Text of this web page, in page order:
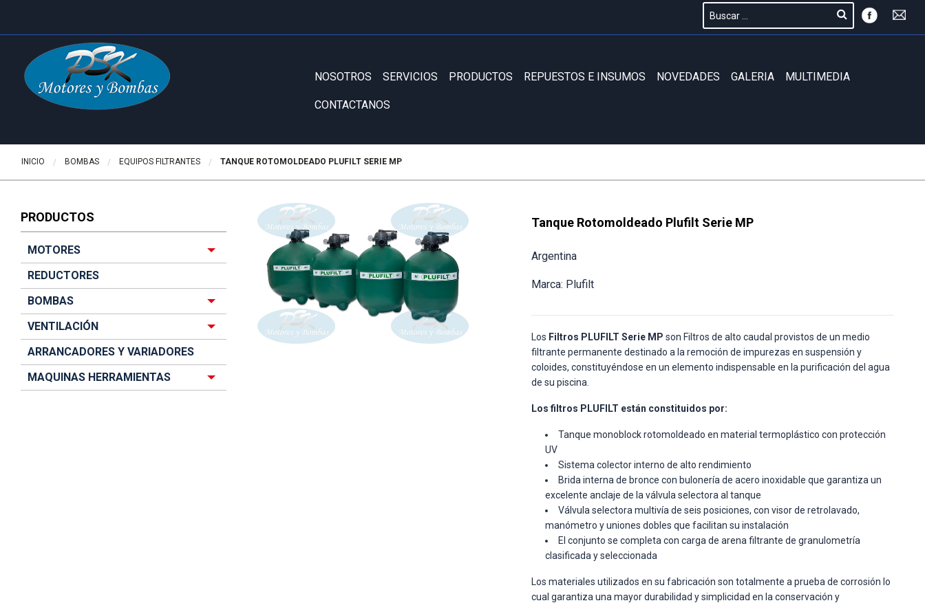
NOSOTROS SERVICIOS PRODUCTOS REPUESTOS E INSUMOS NOVEDADES GALERIA MULTIMEDIA
CONTACTANOS
INICIO BOMBAS EQUIPOS FILTRANTES ACTUALMENTE:
TANQUE ROTOMOLDEADO PLUFILT SERIE MP
PRODUCTOS
MOTORES
REDUCTORES
BOMBAS
VENTILACIÓN
ARRANCADORES Y VARIADORES
MAQUINAS HERRAMIENTAS
Tanque Rotomoldeado Plufilt Serie MP
Argentina
Marca: Plufilt
Los Filtros PLUFILT Serie MP son Filtros de alto caudal provistos de un medio
filtrante permanente destinado a la remoción de impurezas en suspensión y
coloides, constituyéndose en un elemento indispensable en la purificación del agua
de su piscina.
Los filtros PLUFILT están constituidos por:
Tanque monoblock rotomoldeado en material termoplástico con protección
UV
Sistema colector interno de alto rendimiento
Brida interna de bronce con bulonería de acero inoxidable que garantiza un
excelente anclaje de la válvula selectora al tanque
Válvula selectora multivía de seis posiciones, con visor de retrolavado,
manómetro y uniones dobles que facilitan su instalación
El conjunto se completa con carga de arena filtrante de granulometría
clasificada y seleccionada
Los materiales utilizados en su fabricación son totalmente a prueba de corrosión lo
cual garantiza una mayor durabilidad y simplicidad en la conservación y